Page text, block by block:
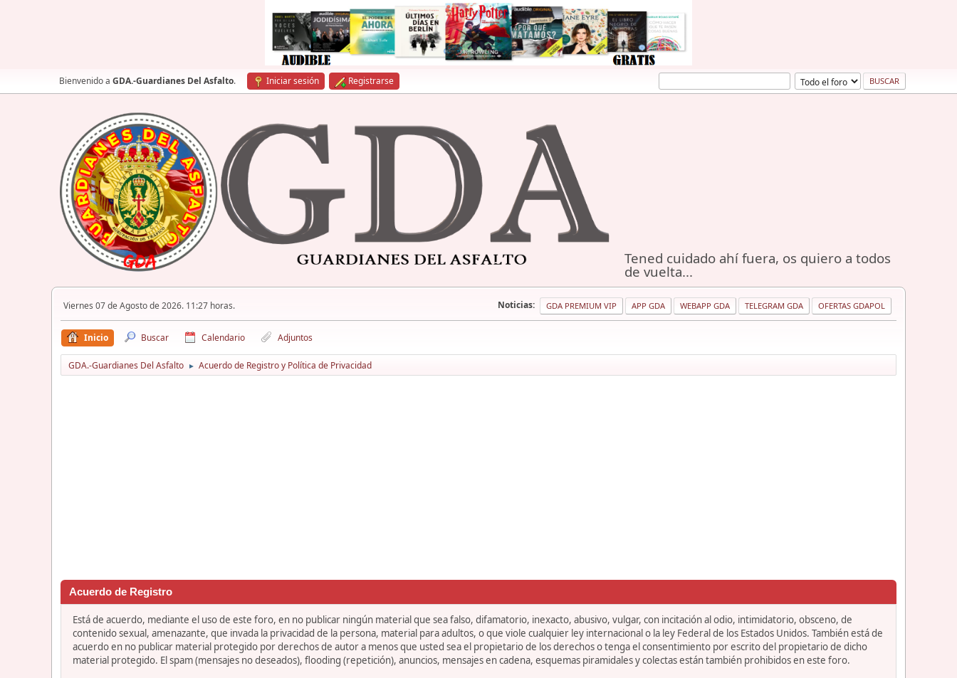
Bienvenido a GDA.-Guardianes Del Asfalto. Iniciar sesión Registrarse
Tened cuidado ahí fuera, os quiero a todos
de vuelta...
Viernes 07 de Agosto de 2026. 11:27 horas. Noticias: GDA PREMIUM VIP APP GDA WEBAPP GDA TELEGRAM GDA OFERTAS GDAPOL
Inicio Buscar Calendario Adjuntos
GDA.-Guardianes Del Asfalto ► Acuerdo de Registro y Política de Privacidad
Acuerdo de Registro
Está de acuerdo, mediante el uso de este foro, en no publicar ningún material que sea falso, difamatorio, inexacto, abusivo, vulgar, con incitación al odio, intimidatorio, obsceno, de
contenido sexual, amenazante, que invada la privacidad de la persona, material para adultos, o que viole cualquier ley internacional o la ley Federal de los Estados Unidos. También está de
acuerdo en no publicar material protegido por derechos de autor a menos que usted sea el propietario de los derechos o tenga el consentimiento por escrito del propietario de dicho
material protegido. El spam (mensajes no deseados), flooding (repetición), anuncios, mensajes en cadena, esquemas piramidales y colectas están también prohibidos en este foro.